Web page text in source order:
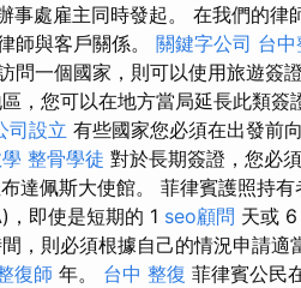
事處雇主同時發起。 在我們的律
師與客戶關係。 關鍵字公司 台
問一個國家，則可以使用旅遊簽
，您可以在地方當局延長此類簽
司設立 有些國家您必須在出發前
整骨學徒 對於長期簽證，您必
達佩斯大使館。 菲律賓護照持
，即使是短期的 1 seo顧問 天或 6
，則必須根據自己的情況申請適
復師 年。 台中 整復 菲律賓公民